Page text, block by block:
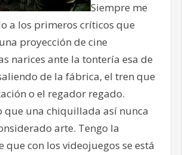
Siempre me
a los primeros críticos que
proyección de cine
narices ante la tontería esa de
de la fábrica, el tren que
o el regador regado.
que una chiquillada así nunca
arte. Tengo la
que con los videojuegos se está